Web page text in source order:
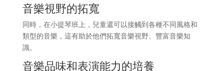
音樂視野的拓寬
同時，在小提琴班上，兒童還可以接觸到各種不同風格和
類型的音樂，這有助於他們拓寬音樂視野、豐富音樂知
識。
音樂品味和表演能力的培養